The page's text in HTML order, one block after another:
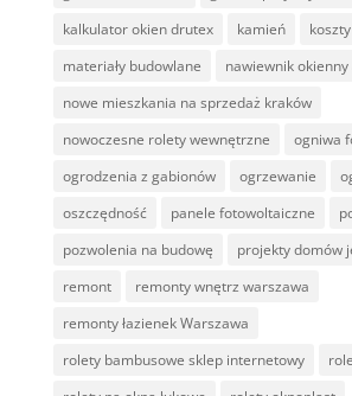
kalkulator okien drutex
kamień
materiały budowlane
nawiewnik
nowe mieszkania na sprzedaż kraków
nowoczesne rolety wewnętrzne
ogniwa
ogrodzenia z gabionów
ogrzewanie
oszczędność
panele fotowoltaiczne
pozwolenia na budowę
projekty domów
remont
remonty wnętrz warszawa
remonty łazienek Warszawa
rolety bambusowe sklep internetowy